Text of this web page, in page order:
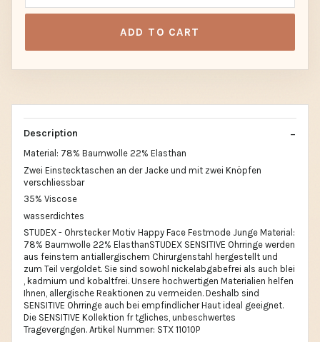
ADD TO CART
Description
Material: 78% Baumwolle 22% Elasthan
Zwei Einstecktaschen an der Jacke und mit zwei Knöpfen
verschliessbar
35% Viscose
wasserdichtes
STUDEX - Ohrstecker Motiv Happy Face Festmode Junge Material:
78% Baumwolle 22% ElasthanSTUDEX SENSITIVE Ohrringe werden
aus feinstem antiallergischem Chirurgenstahl hergestellt und
zum Teil vergoldet. Sie sind sowohl nickelabgabefrei als auch blei
, kadmium und kobaltfrei. Unsere hochwertigen Materialien helfen
Ihnen, allergische Reaktionen zu vermeiden. Deshalb sind
SENSITIVE Ohrringe auch bei empfindlicher Haut ideal geeignet.
Die SENSITIVE Kollektion fr tgliches, unbeschwertes
Tragevergngen. Artikel Nummer: STX 11010P